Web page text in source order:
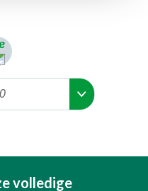
volledige